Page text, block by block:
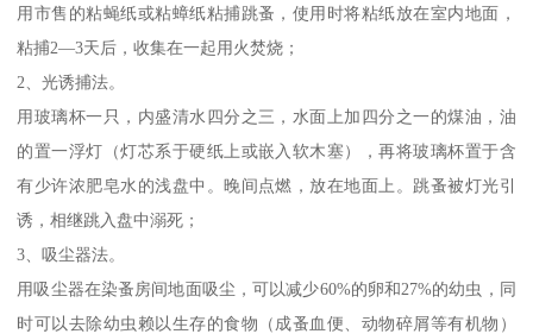
用市售的粘蝇纸或粘蟑纸粘捕跳蚤，使用时将粘纸放在室内地面，
粘捕2—3天后，收集在一起用火焚烧；
2、光诱捕法。
用玻璃杯一只，内盛清水四分之三，水面上加四分之一的煤油，油
的置一浮灯（灯芯系于硬纸上或嵌入软木塞），再将玻璃杯置于含
有少许浓肥皂水的浅盘中。晚间点燃，放在地面上。跳蚤被灯光引
诱，相继跳入盘中溺死；
3、吸尘器法。
用吸尘器在染蚤房间地面吸尘，可以减少60%的卵和27%的幼虫，同
时可以去除幼虫赖以生存的食物（成蚤血便、动物碎屑等有机物）